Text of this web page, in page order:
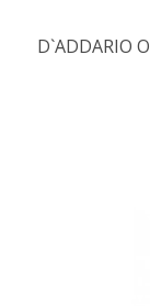
D`ADDARIO